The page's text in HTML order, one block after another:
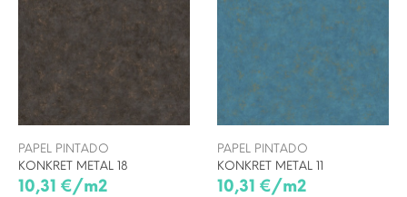
PAPEL PINTADO
KONKRET METAL 18
10,31 €/m2
PAPEL PINTADO
KONKRET METAL 11
10,31 €/m2